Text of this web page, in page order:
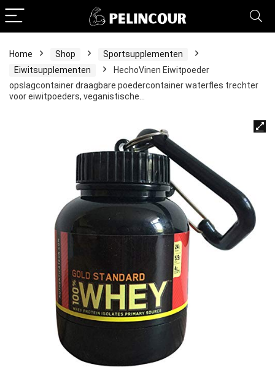
Home Shop
Sportsupplementen
Eiwitsupplementen
HechoVinen Eiwitpoeder
opslagcontainer draagbare poedercontainer waterfles trechter
voor eiwitpoeders, veganistische…